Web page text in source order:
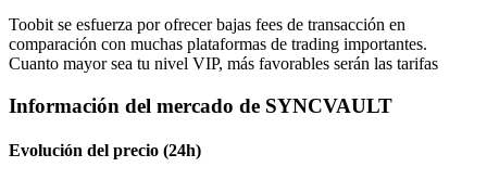
Toobit se esfuerza por ofrecer bajas fees de transacción en
comparación con muchas plataformas de trading importantes.
Cuanto mayor sea tu nivel VIP, más favorables serán las tarifas
Información del mercado de SYNCVAULT
Evolución del precio (24h)